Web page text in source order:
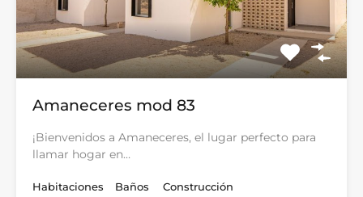
Amaneceres mod 83
¡Bienvenidos a Amaneceres, el lugar perfecto para
llamar hogar en…
Habitaciones
Baños
Construcción